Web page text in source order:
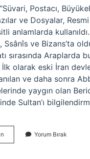
Postacı,
ve Dosyalar,
anlamlarda
Ssânîs ve Bizans’ta
sırasında Araplarda
olarak eski İran
ve daha sonra
yaygın olan
Sultan’ı
Berid
Yorum Bırak